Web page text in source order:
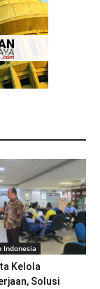
Indonesia
Kelola
Solusi